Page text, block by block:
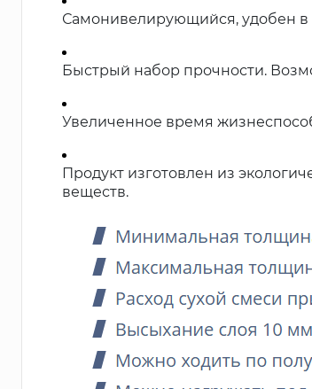
Самонивелирующийся, удобен в
Быстрый набор прочности.
Увеличенное время
Продукт изготовлен из
веществ.